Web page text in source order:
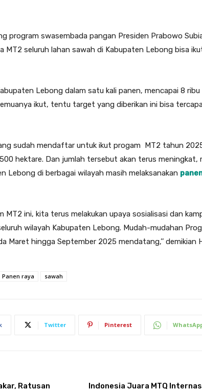
program swasembada pangan Presiden Prabowo
MT2 seluruh lahan sawah di Kabupaten Lebong bisa
Lebong dalam satu kali panen, mencapai 8
ikut, tentu target yang diberikan ini bisa
sudah mendaftar untuk ikut progam MT2 tahun
hektare. Dan jumlah tersebut akan terus meningkat,
Lebong di berbagai wilayah masih melaksanakan
MT2 ini, kita terus melakukan upaya sosialisasi dan
wilayah Kabupaten Lebong. Mudah-mudahan
Maret hingga September 2025 mendatang,’’ demikian
Panen raya sawah
Twitter Pinterest
Ratusan
Indonesia Juara MTQ